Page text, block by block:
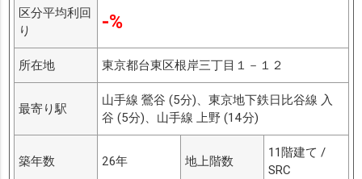
区分平均利回
り
-%
所在地 東京都台東区根岸三丁目１－１２
最寄り駅
山手線 鶯谷 (5分)、東京地下鉄日比谷線 入
谷 (5分)、山手線 上野 (14分)
築年数 26年 地上階数
11階建て /
SRC